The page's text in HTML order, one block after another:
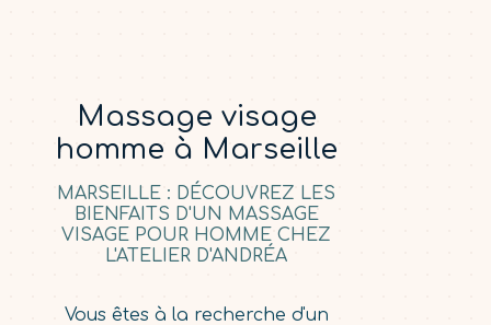
Massage visage
homme à Marseille
MARSEILLE : DÉCOUVREZ LES
BIENFAITS D'UN MASSAGE
VISAGE POUR HOMME CHEZ
L'ATELIER D'ANDRÉA
Vous êtes à la recherche d'un